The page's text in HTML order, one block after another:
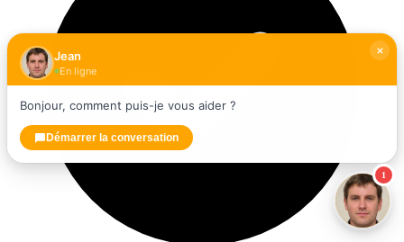
1
Jean
En ligne
Bonjour, comment puis-je vous aider ?
Démarrer la conversation